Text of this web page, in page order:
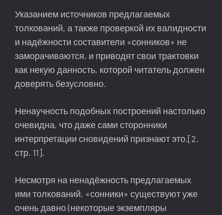
Указанием источников предлагаемых
толкований, а также проверкой их валидности
и надёжности составители «сонников» не
заморачиваются, и приводят свои трактовки
как некую данность, которой читатель должен
доверять безусловно.
Ненаучность подобных построений настолько
очевидна, что даже сами сторонники
интерпретации сновидений признают это.[2,
стр. 11].
Несмотря на ненадёжность предлагаемых
ими толкований, «сонники» существуют уже
очень давно (некоторые экземпляры